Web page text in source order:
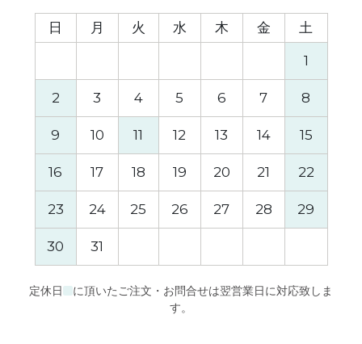
日 月 火 水 木 金 土
1
2 3 4 5 6 7 8
9 10 11 12 13 14 15
16 17 18 19 20 21 22
23 24 25 26 27 28 29
30 31
定休日
に頂いたご注文・お問合せは翌営業日に対応致しま
す。